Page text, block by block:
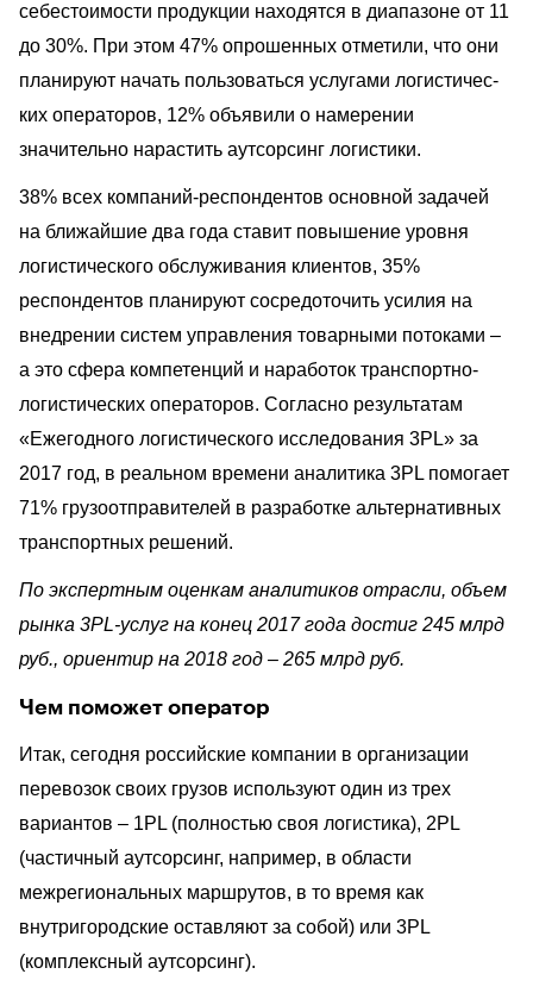
себестоимости продукции находятся в диапазоне от 11
до 30%. При этом 47% опрошенных отметили, что они
планируют начать пользоваться услугами логистичес­
ких операторов, 12% объявили о намерении
значительно нарастить аутсорсинг логистики.
38% всех компаний-респондентов основной задачей
на ближайшие два года ставит повышение уровня
логистического обслуживания клиентов, 35%
респондентов планируют сосредоточить усилия на
внедрении систем уп­равления товарными потоками –
а это сфера компетенций и наработок транспортно-
логистических операторов. Согласно результатам
«Ежегодного логистического исследования 3PL» за
2017 год, в реальном времени аналитика 3PL помогает
71% грузоотправителей в разработке альтернативных
транспортных решений.
По экспертным оценкам аналитиков отрасли, объем
рынка 3PL-услуг на конец 2017 года достиг 245 млрд
руб., ориентир на 2018 год – 265 млрд руб.
Чем поможет оператор
Итак, сегодня российские компании в организации
перевозок своих грузов используют один из трех
вариантов – 1PL (полностью своя логистика), 2PL
(частичный аутсорсинг, например, в области
межрегиональных маршрутов, в то время как
внутригородские оставляют за собой) или 3PL
(комплексный аутсорсинг).